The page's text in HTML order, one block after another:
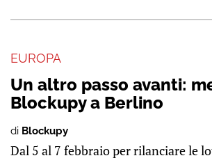
EUROPA
Un altro passo avanti:
Blockupy a Berlino
di Blockupy
Dal 5 al 7 febbraio per rilanciare le